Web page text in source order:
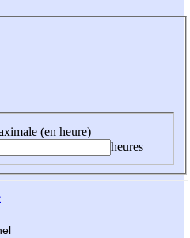
(en heure)
heures